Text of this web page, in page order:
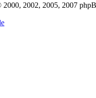
2000, 2002, 2005, 2007